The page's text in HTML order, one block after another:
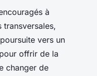
à
vers un
offrir de la
changer de